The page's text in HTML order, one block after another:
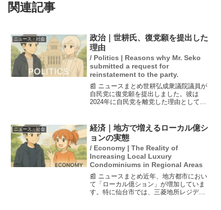
関連記事
ニュース・社会
政治｜世耕氏、復党願を提出した
理由
/ Politics | Reasons why Mr. Seko
submitted a request for
reinstatement to the party.
📰 ニュースまとめ世耕弘成衆議院議員が
自民党に復党願を提出しました。彼は
2024年に自民党を離党した理由として、
じて行われ、世耕氏は復党の意向を明確
にしました。この動き...
ニュース・社会
経済｜地方で増えるローカル億シ
ョンの実態
/ Economy | The Reality of
Increasing Local Luxury
Condominiums in Regional Areas
📰 ニュースまとめ近年、地方都市におい
て「ローカル億ション」が増加していま
す。特に仙台市では、三菱地所レジデン